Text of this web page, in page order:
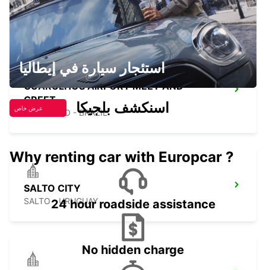
GUARULHOS - BRAZIL
GUARULHOS AIRPORT MEET AND
GREET
SAO PAULO - BRAZIL
SALTO CITY
SALTO - URUGUAY
استئجار سيارة في إيطاليا
عرض خاص اسنكشف بلجيكا
Why renting car with Europcar ?
24 hour roadside assistance
No hidden charge